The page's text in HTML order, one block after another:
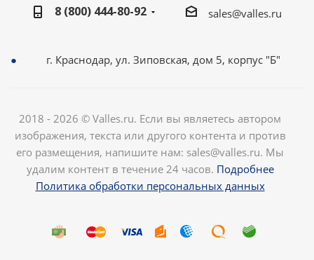
8 (800) 444-80-92
sales@valles.ru
г. Краснодар, ул. Зиповская, дом 5, корпус "Б"
2018 - 2026 © Valles.ru. Если вы являетесь автором
изображения, текста или другого контента и против
его размещения, напишите нам: sales@valles.ru. Мы
удалим контент в течение 24 часов. Подробнее
Политика обработки персональных данных